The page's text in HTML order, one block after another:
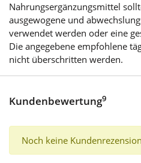
Nahrungsergänzungsmittel
ausgewogene und
verwendet werden oder eine
Die angegebene empfohlene
nicht überschritten werden.
Kundenbewertung9
Noch keine